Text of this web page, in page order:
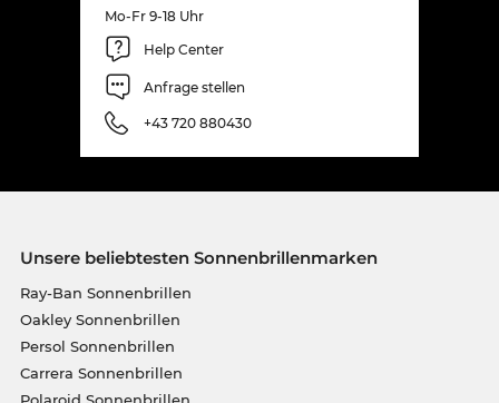
Mo-Fr 9-18 Uhr
Help Center
Anfrage stellen
+43 720 880430
Unsere beliebtesten Sonnenbrillenmarken
Ray-Ban Sonnenbrillen
Oakley Sonnenbrillen
Persol Sonnenbrillen
Carrera Sonnenbrillen